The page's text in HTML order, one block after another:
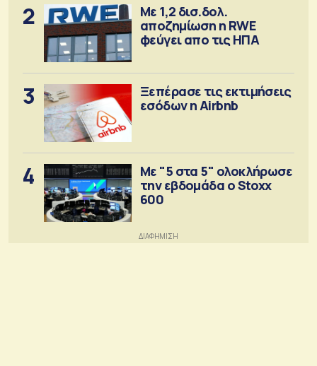
2
Με 1,2 δισ.δολ.
αποζημίωση η RWE
φεύγει απο τις ΗΠΑ
3
Ξεπέρασε τις εκτιμήσεις
εσόδων η Airbnb
4
Με "5 στα 5" ολοκλήρωσε
την εβδομάδα ο Stoxx
600